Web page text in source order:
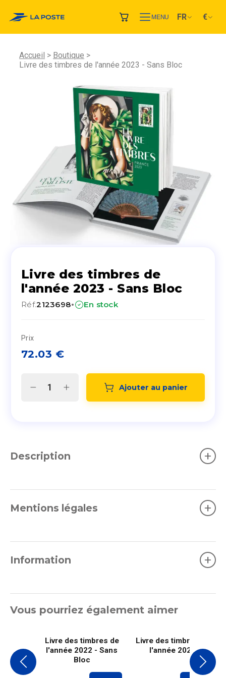
MENU FR €
Accueil
Boutique
Livre des timbres de l'année 2023 - Sans Bloc
Livre des timbres de
l'année 2023 - Sans Bloc
Réf.2123698· En stock
Prix
72.03 €
Ajouter au panier
Description +
Mentions légales +
Information +
Vous pourriez également aimer
Livre des timbres de
l'année 2022 - Sans
Bloc
Livre des timbres de
l'année 2023